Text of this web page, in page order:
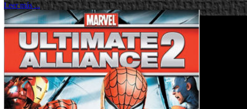
Leer más ...